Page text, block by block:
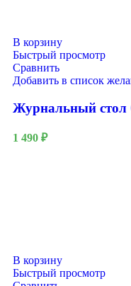
В корзину
Быстрый просмотр
Сравнить
Добавить в список
Журнальный стол
1 490 ₽
В корзину
Быстрый просмотр